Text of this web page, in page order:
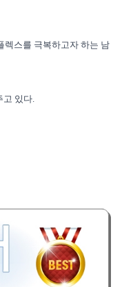
렉스를 극복하고자 하는 남
고 있다.